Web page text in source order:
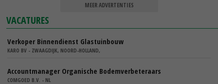
MEER ADVERTENTIES
VACATURES
Verkoper Binnendienst Glastuinbouw
KARO BV - ZWAAGDIJK, NOORD-HOLLAND,
Accountmanager Organische Bodemverbeteraars
COMGOED B.V. - NL